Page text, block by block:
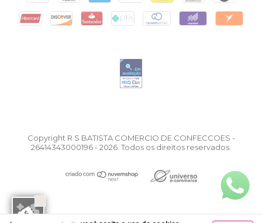
Copyright R S BATISTA COMERCIO DE CONFECCOES -
26414343000196 - 2026. Todos os direitos reservados.